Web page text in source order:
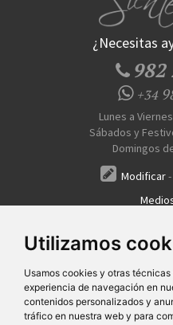
Utilizamos
Usamos cookies y otras
experiencia de navegación en
contenidos personalizados y
tráfico en nuestra web y para
¿Necesitas
982
+34
Lunes a
Sábados y
Domingos
Modificar-